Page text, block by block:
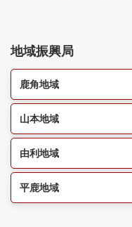
地域振興局
鹿角地域
山本地域
由利地域
平鹿地域